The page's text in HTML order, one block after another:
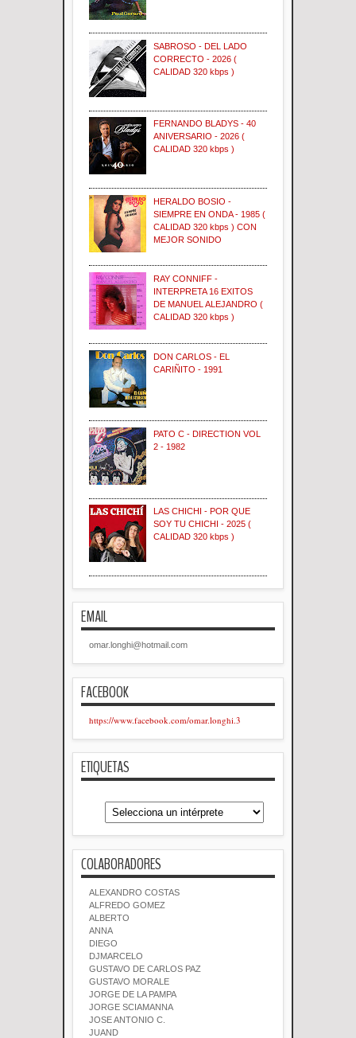
SABROSO - DEL LADO
CORRECTO - 2026 (
CALIDAD 320 kbps )
FERNANDO BLADYS - 40
ANIVERSARIO - 2026 (
CALIDAD 320 kbps )
HERALDO BOSIO -
SIEMPRE EN ONDA - 1985 (
CALIDAD 320 kbps ) CON
MEJOR SONIDO
RAY CONNIFF -
INTERPRETA 16 EXITOS
DE MANUEL ALEJANDRO (
CALIDAD 320 kbps )
DON CARLOS - EL
CARIÑITO - 1991
PATO C - DIRECTION VOL
2 - 1982
LAS CHICHI - POR QUE
SOY TU CHICHI - 2025 (
CALIDAD 320 kbps )
EMAIL
omar.longhi@hotmail.com
FACEBOOK
https://www.facebook.com/omar.longhi.3
ETIQUETAS
COLABORADORES
ALEXANDRO COSTAS
ALFREDO GOMEZ
ALBERTO
ANNA
DIEGO
DJMARCELO
GUSTAVO DE CARLOS PAZ
GUSTAVO MORALE
JORGE DE LA PAMPA
JORGE SCIAMANNA
JOSE ANTONIO C.
JUAND